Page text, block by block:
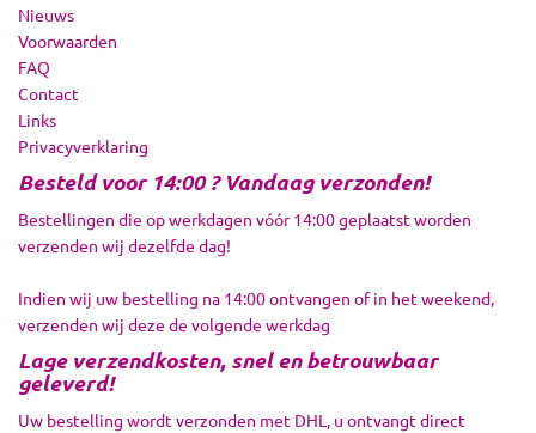
Nieuws
Voorwaarden
FAQ
Contact
Links
Privacyverklaring
Besteld voor 14:00 ? Vandaag verzonden!
Bestellingen die op werkdagen vóór 14:00 geplaatst worden
verzenden wij dezelfde dag!
Indien wij uw bestelling na 14:00 ontvangen of in het weekend,
verzenden wij deze de volgende werkdag
Lage verzendkosten, snel en betrouwbaar
geleverd!
Uw bestelling wordt verzonden met DHL, u ontvangt direct